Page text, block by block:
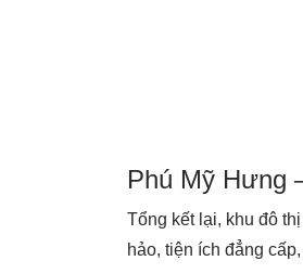
Phú Mỹ Hưng
Tổng kết lại, khu đô
hảo, tiện ích đẳng